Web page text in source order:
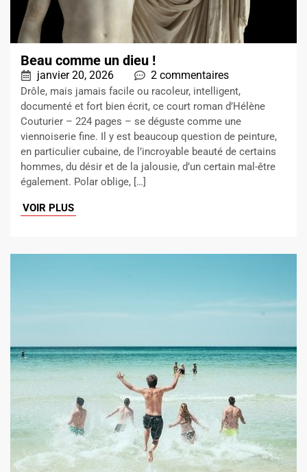
Beau comme un dieu !
janvier 20, 2026 2 commentaires
Drôle, mais jamais facile ou racoleur, intelligent,
documenté et fort bien écrit, ce court roman d’Hélène
Couturier – 224 pages – se déguste comme une
viennoiserie fine. Il y est beaucoup question de peinture,
en particulier cubaine, de l’incroyable beauté de certains
hommes, du désir et de la jalousie, d’un certain mal-être
également. Polar oblige, […]
VOIR PLUS